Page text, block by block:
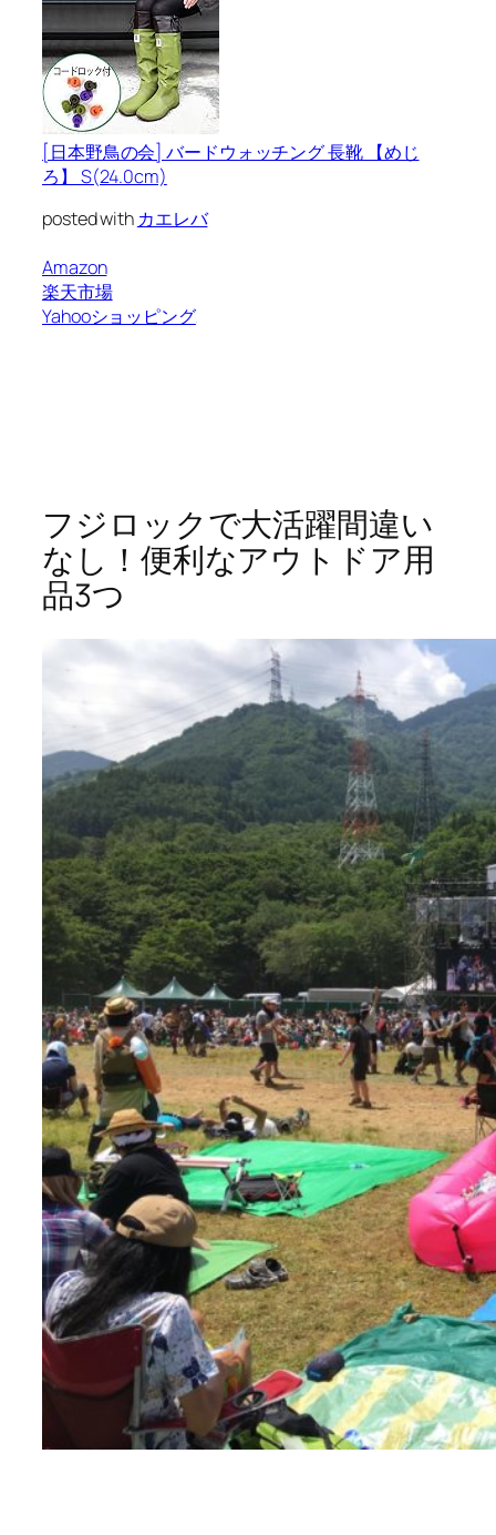
[日本野鳥の会] バードウォッチング 長靴 【めじ
ろ】 S(24.0cm)
posted with カエレバ
Amazon
楽天市場
Yahooショッピング
フジロックで大活躍間違い
なし！便利なアウトドア用
品3つ